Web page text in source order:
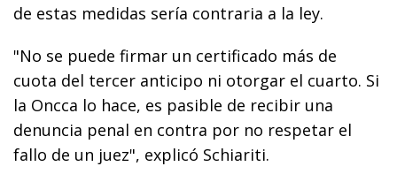
de estas medidas sería contraria a la ley.
"No se puede firmar un certificado más de
cuota del tercer anticipo ni otorgar el cuarto. Si
la Oncca lo hace, es pasible de recibir una
denuncia penal en contra por no respetar el
fallo de un juez", explicó Schiariti.